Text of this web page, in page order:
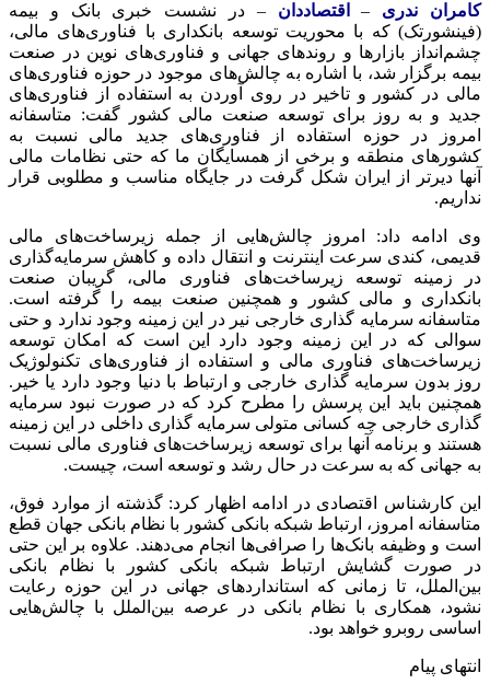
کامران ندری – اقتصاددان – در نشست خبری بانک و بیمه
(فینشورتک) که با محوریت توسعه بانکداری با فناوری‌های مالی،
چشم‌انداز بازارها و روندهای جهانی و فناوری‌های نوین در صنعت
بیمه برگزار شد، با اشاره به چالش‌های موجود در حوزه فناوری‌های
مالی در کشور و تاخیر در روی آوردن به استفاده از فناوری‌های
جدید و به روز برای توسعه صنعت مالی کشور گفت: متاسفانه
امروز در حوزه استفاده از فناوری‌های جدید مالی نسبت به
کشورهای منطقه و برخی از همسایگان ما که حتی نظامات مالی
آنها دیرتر از ایران شکل گرفت در جایگاه مناسب و مطلوبی قرار
نداریم.
وی ادامه داد: امروز چالش‌هایی از جمله زیرساخت‌های مالی
قدیمی، کندی سرعت اینترنت و انتقال داده و کاهش سرمایه‌گذاری
در زمینه توسعه زیرساخت‌های فناوری مالی، گریبان صنعت
بانکداری و مالی کشور و همچنین صنعت بیمه را گرفته است.
متاسفانه سرمایه گذاری خارجی نیر در این زمینه وجود ندارد و حتی
سوالی که در این زمینه وجود دارد این است که امکان توسعه
زیرساخت‌های فناوری مالی و استفاده از فناوری‌های تکنولوژیک
روز بدون سرمایه گذاری خارجی و ارتباط با دنیا وجود دارد یا خیر.
همچنین باید این پرسش را مطرح کرد که در صورت نبود سرمایه
گذاری خارجی چه کسانی متولی سرمایه گذاری داخلی در این زمینه
هستند و برنامه آنها برای توسعه زیرساخت‌های فناوری مالی نسبت
به جهانی که به سرعت در حال رشد و توسعه است، چیست.
این کارشناس اقتصادی در ادامه اظهار کرد: گذشته از موارد فوق،
متاسفانه امروز، ارتباط شبکه بانکی کشور با نظام بانکی جهان قطع
است و وظیفه بانک‌ها را صرافی‌ها انجام می‌دهند. علاوه بر این حتی
در صورت گشایش ارتباط شبکه بانکی کشور با نظام بانکی
بین‌الملل، تا زمانی که استانداردهای جهانی در این حوزه رعایت
نشود، همکاری با نظام بانکی در عرصه بین‌الملل با چالش‌هایی
اساسی روبرو خواهد بود.
انتهای پیام